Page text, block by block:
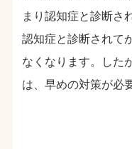
まり認知症と診断さ
認知症と診断されて
なくなります。した
は、早めの対策が必